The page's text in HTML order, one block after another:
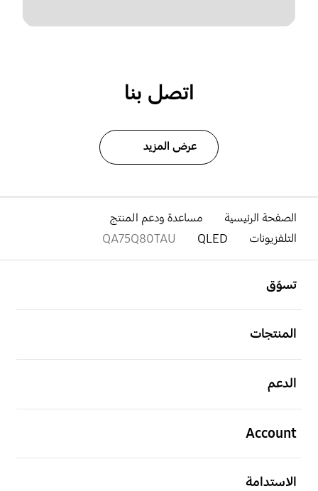
اتصل بنا
عرض المزيد
الصفحة الرئيسية
مساعدة ودعم المنتج
التلفزيونات
QLED
QA75Q80TAU
تسوّق
المنتجات
الدعم
Account
الاستدامة